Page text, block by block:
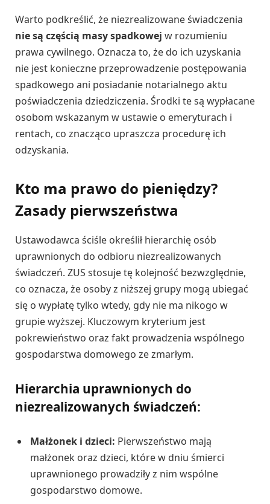
Warto podkreślić, że niezrealizowane świadczenia
nie są częścią masy spadkowej w rozumieniu
prawa cywilnego. Oznacza to, że do ich uzyskania
nie jest konieczne przeprowadzenie postępowania
spadkowego ani posiadanie notarialnego aktu
poświadczenia dziedziczenia. Środki te są wypłacane
osobom wskazanym w ustawie o emeryturach i
rentach, co znacząco upraszcza procedurę ich
odzyskania.
Kto ma prawo do pieniędzy?
Zasady pierwszeństwa
Ustawodawca ściśle określił hierarchię osób
uprawnionych do odbioru niezrealizowanych
świadczeń. ZUS stosuje tę kolejność bezwzględnie,
co oznacza, że osoby z niższej grupy mogą ubiegać
się o wypłatę tylko wtedy, gdy nie ma nikogo w
grupie wyższej. Kluczowym kryterium jest
pokrewieństwo oraz fakt prowadzenia wspólnego
gospodarstwa domowego ze zmarłym.
Hierarchia uprawnionych do
niezrealizowanych świadczeń:
Małżonek i dzieci: Pierwszeństwo mają
małżonek oraz dzieci, które w dniu śmierci
uprawnionego prowadziły z nim wspólne
gospodarstwo domowe.